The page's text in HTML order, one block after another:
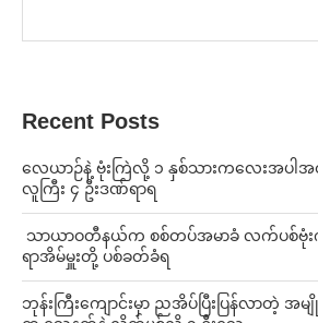
Recent Posts
လေယာဉ်နဲ့ ဗုံးကြဲလို့ ၁ နှစ်သားကလေးအပါအ
လူကြီး ၄ ဦးဒဏ်ရာရ
သာယာဝတီနယ်က စစ်တပ်အမာခံ လက်ပစ်ဗုံးကို
ရာအိမ်မှူးတို့ ပစ်ခတ်ခံရ
ဘုန်းကြီးကျောင်းမှာ ညအိပ်ပြီးပြန်လာတဲ့ အမ